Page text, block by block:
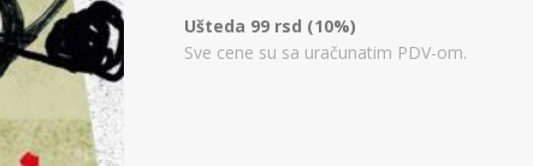
Ušteda 99 rsd (10%)
Sve cene su sa uračunatim PDV-om.